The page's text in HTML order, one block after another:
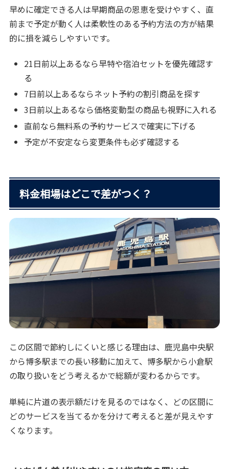
早めに確定できる人は早期商品の恩恵を受けやすく、直
前まで予定が動く人は柔軟性のある予約方法の方が結果
的に損を減らしやすいです。
21日前以上あるなら早特や宿泊セットを優先確認す
る
7日前以上あるならネット予約の割引商品を探す
3日前以上あるなら価格変動型の商品も視野に入れる
直前なら無料系の予約サービスで確実に下げる
予定が不安定なら変更条件も必ず確認する
料金相場はどこで差がつく？
この区間で節約しにくいと感じる理由は、鹿児島中央駅
から博多駅までの長い移動に加えて、博多駅から小倉駅
の取り扱いをどう考えるかで総額が変わるからです。
単純に片道の表示額だけを見るのではなく、どの区間に
どのサービスを当てるかを分けて考えると差が見えやす
くなります。